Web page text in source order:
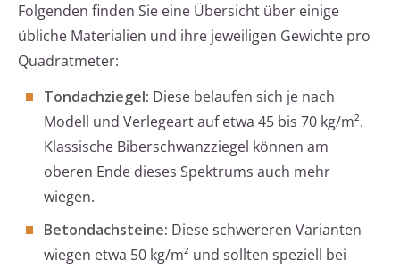
Folgenden finden Sie eine Übersicht über einige
übliche Materialien und ihre jeweiligen Gewichte pro
Quadratmeter:
Tondachziegel: Diese belaufen sich je nach
Modell und Verlegeart auf etwa 45 bis 70 kg/m².
Klassische Biberschwanzziegel können am
oberen Ende dieses Spektrums auch mehr
wiegen.
Betondachsteine: Diese schwereren Varianten
wiegen etwa 50 kg/m² und sollten speziell bei